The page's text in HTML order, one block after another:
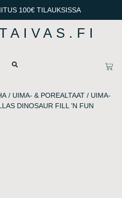
100€ TILAUKSISSA
/ UIMA- & POREALTAAT/ UIMA-
DINOSAUR FILL ’N FUN